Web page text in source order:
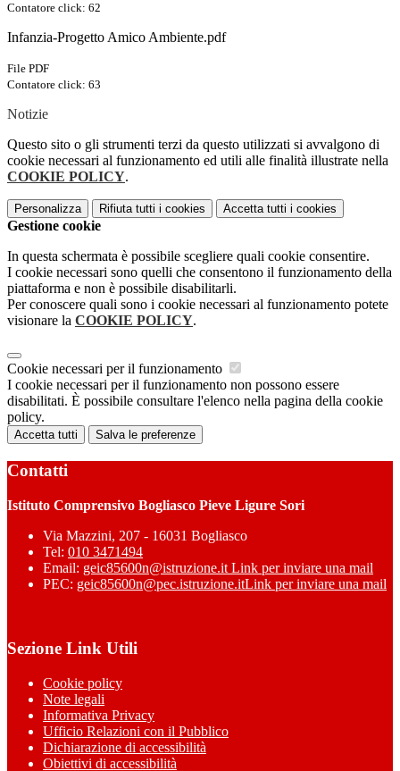
Contatore click: 62
Infanzia-Progetto Amico Ambiente.pdf
File PDF
Contatore click: 63
Notizie
Questo sito o gli strumenti terzi da questo utilizzati si avvalgono di
cookie necessari al funzionamento ed utili alle finalità illustrate nella
COOKIE POLICY.
Personalizza Rifiuta tutti i cookies Accetta tutti i cookies
Gestione cookie
In questa schermata è possibile scegliere quali cookie consentire.
I cookie necessari sono quelli che consentono il funzionamento della
piattaforma e non è possibile disabilitarli.
Per conoscere quali sono i cookie necessari al funzionamento potete
visionare la COOKIE POLICY.
Cookie necessari per il funzionamento
I cookie necessari per il funzionamento non possono essere
disabilitati. È possibile consultare l'elenco nella pagina della cookie
policy.
Accetta tutti Salva le preferenze
Contatti
Istituto Comprensivo Bogliasco Pieve Ligure Sori
Via Mazzini, 207 - 16031 Bogliasco
Tel: 010 3471494
Email: geic85600n@istruzione.it Link per inviare una mail
PEC: geic85600n@pec.istruzione.itLink per inviare una mail
Sezione Link Utili
Cookie policy
Note legali
Informativa Privacy
Ufficio Relazioni con il Pubblico
Dichiarazione di accessibilità
Obiettivi di accessibilità